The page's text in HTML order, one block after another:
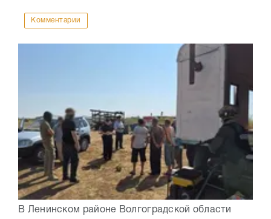
Комментарии
В Ленинском районе Волгоградской области